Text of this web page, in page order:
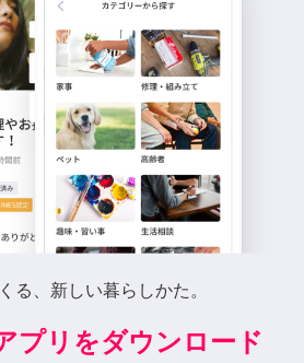
る、新しい暮らしかた。
プリをダウンロード